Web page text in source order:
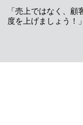
新製品発表イ
「売上ではなく、顧
度を上げましょう！」